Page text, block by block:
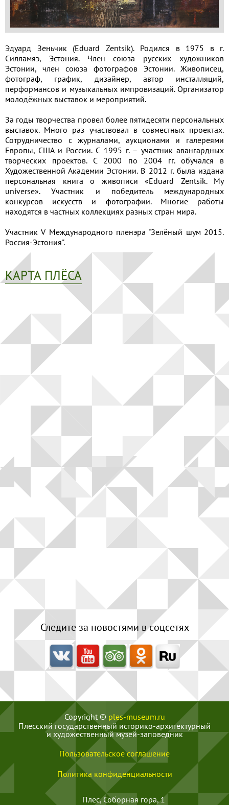
Эдуард Зеньчик (Eduard Zentsik). Родился в 1975 в г.
Силламяэ, Эстония. Член союза русских художников
Эстонии, член союза фотографов Эстонии. Живописец,
фотограф, график, дизайнер, автор инсталляций,
перформансов и музыкальных импровизаций. Организатор
молодёжных выставок и мероприятий.
За годы творчества провел более пятидесяти персональных
выставок. Много раз участвовал в совместных проектах.
Сотрудничество с журналами, аукционами и галереями
Европы, США и России. С 1995 г. – участник авангардных
творческих проектов. С 2000 по 2004 гг. обучался в
Художественной Академии Эстонии. В 2012 г. была издана
персональная книга о живописи «Eduard Zentsik. My
universe». Участник и победитель международных
конкурсов искусств и фотографии. Многие работы
находятся в частных коллекциях разных стран мира.
Участник V Международного пленэра "Зелёный шум 2015.
Россия-Эстония".
КАРТА ПЛЁСА
Следите за новостями в соцсетях
Copyright © ples-museum.ru
Плесский государственный историко-архитектурный
и художественный музей‑заповедник
Пользовательское соглашение
Политика конфиденциальности
Плес, Соборная гора, 1